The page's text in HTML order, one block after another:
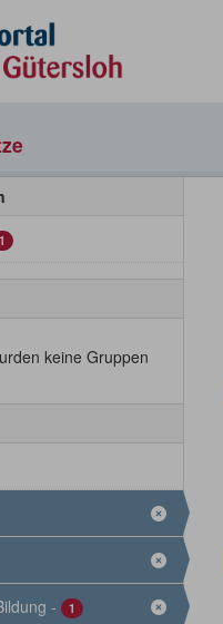
1
keine Gruppen
- 1